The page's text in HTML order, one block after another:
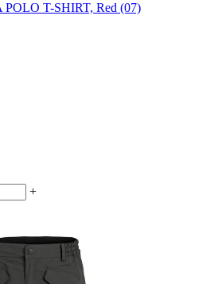
POLO T-SHIRT, Red (07)
+